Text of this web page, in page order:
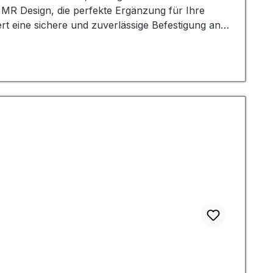
eine sichere und zuverlässige Befestigung an
verhindert ein lästiges Verhaken oder
Anpassbarkeit. Mit ihrem praktischen
sodass sie für Masten unterschiedlicher
Schlaufe ist dabei nicht nur extrem vielseitig
oder Sonneneinstrahlung, und somit eine
Spezialanfertigungen, da die MRD
aber effektiv in das Gesamtbild ein,